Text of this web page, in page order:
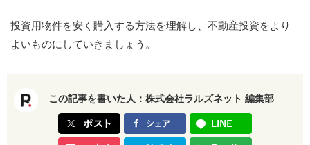
投資用物件を安く購入する方法を理解し、不動産投資をより
よいものにしていきましょう。
この記事を書いた人： 株式会社ラルズネット 編集部